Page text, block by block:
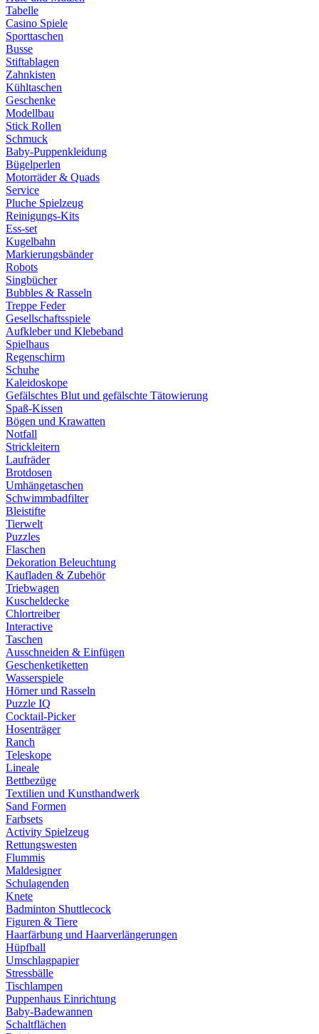
Tabelle
Casino Spiele
Sporttaschen
Busse
Stiftablagen
Zahnkisten
Kühltaschen
Geschenke
Modellbau
Stick Rollen
Schmuck
Baby-Puppenkleidung
Bügelperlen
Motorräder & Quads
Service
Pluche Spielzeug
Reinigungs-Kits
Ess-set
Kugelbahn
Markierungsbänder
Robots
Singbücher
Bubbles & Rasseln
Treppe Feder
Gesellschaftsspiele
Aufkleber und Klebeband
Spielhaus
Regenschirm
Schuhe
Kaleidoskope
Gefälschtes Blut und gefälschte Tätowierung
Spaß-Kissen
Bögen und Krawatten
Notfall
Strickleitern
Laufräder
Brotdosen
Umhängetaschen
Schwimmbadfilter
Bleistifte
Tierwelt
Puzzles
Flaschen
Dekoration Beleuchtung
Kaufladen & Zubehör
Triebwagen
Kuscheldecke
Chlortreiber
Interactive
Taschen
Ausschneiden & Einfügen
Geschenketiketten
Wasserspiele
Hörner und Rasseln
Puzzle IQ
Cocktail-Picker
Hosenträger
Ranch
Teleskope
Lineale
Bettbezüge
Textilien und Kunsthandwerk
Sand Formen
Farbsets
Activity Spielzeug
Rettungswesten
Flummis
Maldesigner
Schulagenden
Knete
Badminton Shuttlecock
Figuren & Tiere
Haarfärbung und Haarverlängerungen
Hüpfball
Umschlagpapier
Stressbälle
Tischlampen
Puppenhaus Einrichtung
Baby-Badewannen
Schaltflächen